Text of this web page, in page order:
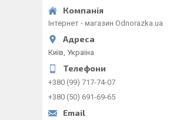
Інтернет - магазин Odnorazka.ua
Київ, Україна
+380 (99) 717-74-07
+380 (50) 691-69-65